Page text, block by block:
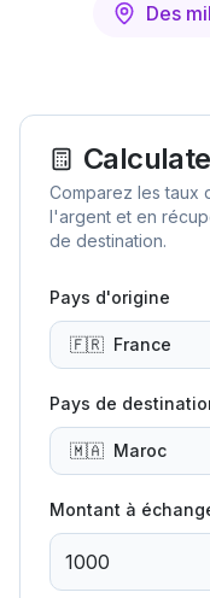
Des
Comparez les taux
l'argent et en
de destination.
Pays d'origine
🇫🇷 France
Pays de
🇲🇦 Maroc
Montant à